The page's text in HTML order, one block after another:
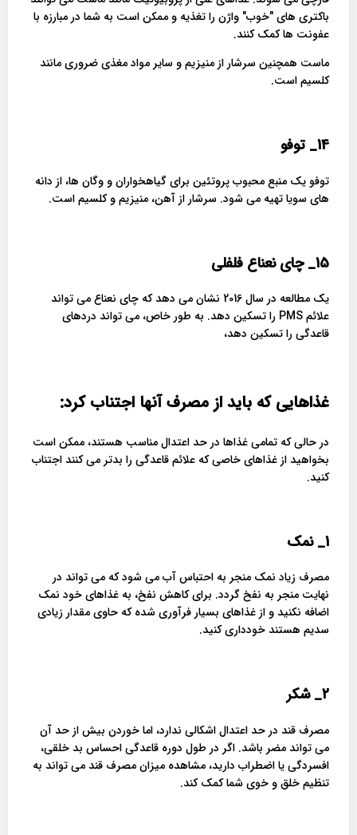
باکتری های "خوب" واژن را تغذیه و ممکن است به شما در مبارزه با
عفونت ها کمک کنند.
ماست همچنین سرشار از منیزیم و سایر مواد مغذی ضروری مانند
کلسیم است.
14_ توفو
توفو یک منبع محبوب پروتئین برای گیاهخواران و وگان ها، از دانه
های سویا تهیه می شود. سرشار از آهن، منیزیم و کلسیم است.
15_ چای نعناع فلفلی
یک مطالعه در سال 2016 نشان می دهد که چای نعناع می تواند
علائم PMS را تسکین دهد. به طور خاص، می تواند دردهای
قاعدگی را تسکین دهد،
غذاهایی که باید از مصرف آنها اجتناب کرد:
در حالی که تمامی غذاها در حد اعتدال مناسب هستند، ممکن است
بخواهید از غذاهای خاصی که علائم قاعدگی را بدتر می کنند اجتناب
کنید.
1_ نمک
مصرف زیاد نمک منجر به احتباس آب می شود که می تواند در
نهایت منجر به نفخ گردد. برای کاهش نفخ، به غذاهای خود نمک
اضافه نکنید و از غذاهای بسیار فرآوری شده که حاوی مقدار زیادی
سدیم هستند خودداری کنید.
2_ شکر
مصرف قند در حد اعتدال اشکالی ندارد، اما خوردن بیش از حد آن
می تواند مضر باشد. اگر در طول دوره قاعدگی احساس بد خلقی،
افسردگی یا اضطراب دارید، مشاهده میزان مصرف قند می تواند به
تنظیم خلق و خوی شما کمک کند.